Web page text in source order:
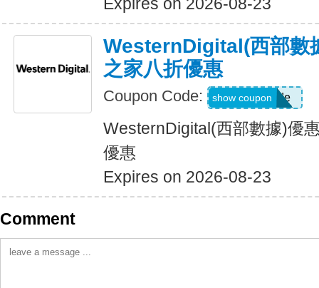
WesternDigital(西部數
之家八折優惠
Coupon Code: Show Code
show coupon
WesternDigital(西部數據)優
優惠
Expires on 2026-08-23
Comment